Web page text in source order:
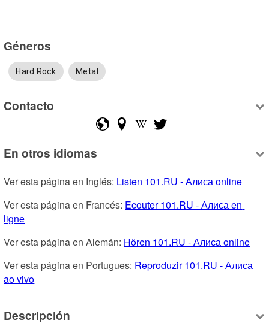
Géneros
Hard Rock Metal
Contacto
En otros idiomas
Ver esta página en Inglés: Listen 101.RU - Алиса online
Ver esta página en Francés: Ecouter 101.RU - Алиса en
ligne
Ver esta página en Alemán: Hören 101.RU - Алиса online
Ver esta página en Portugues: Reproduzir 101.RU - Алиса
ao vivo
Descripción